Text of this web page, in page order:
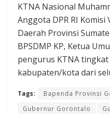
KTNA Nasional
Anggota DPR RI Komisi
Daerah Provinsi
BPSDMP KP, Ketua
pengurus KTNA
kabupaten/kota dari
Tags: Bapenda Provinsi
Gubernur Gorontalo